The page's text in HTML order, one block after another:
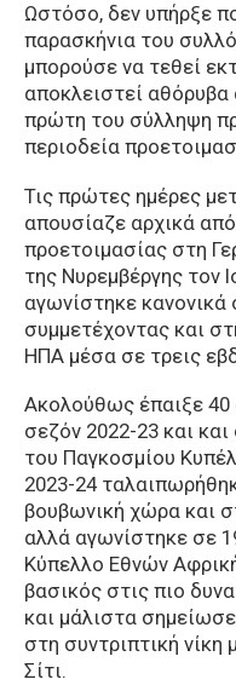
Ωστόσο, δεν υπήρξε
παρασκήνια του
μπορούσε να τεθεί
αποκλειστεί αθόρυβα
πρώτη του σύλληψη
περιοδεία
Τις πρώτες ημέρες
απουσίαζε αρχικά
προετοιμασίας στη
της Νυρεμβέργης τον
αγωνίστηκε κανονικά
συμμετέχοντας και
ΗΠΑ μέσα σε τρεις
Ακολούθως έπαιξε 40
σεζόν 2022-23 και
του Παγκοσμίου
2023-24
βουβωνική χώρα και
αλλά αγωνίστηκε σε
Κύπελλο Εθνών
βασικός στις πιο
και μάλιστα
στη συντριπτική
Σίτι.